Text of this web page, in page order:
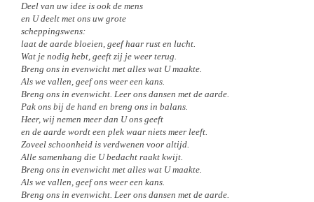
Deel van uw idee is ook de mens
en U deelt met ons uw grote
scheppingswens:
laat de aarde bloeien, geef haar rust en lucht.
Wat je nodig hebt, geeft zij je weer terug.
Breng ons in evenwicht met alles wat U maakte.
Als we vallen, geef ons weer een kans.
Breng ons in evenwicht. Leer ons dansen met de aarde.
Pak ons bij de hand en breng ons in balans.
Heer, wij nemen meer dan U ons geeft
en de aarde wordt een plek waar niets meer leeft.
Zoveel schoonheid is verdwenen voor altijd.
Alle samenhang die U bedacht raakt kwijt.
Breng ons in evenwicht met alles wat U maakte.
Als we vallen, geef ons weer een kans.
Breng ons in evenwicht. Leer ons dansen met de aarde.